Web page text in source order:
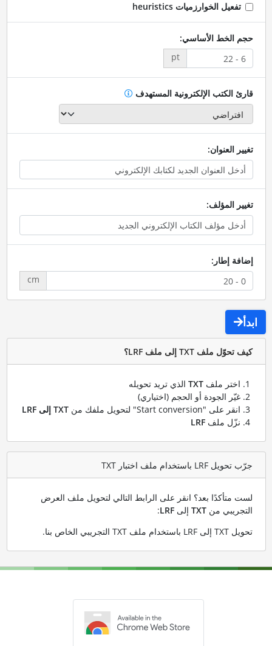
تفعيل الخوارزميات heuristics
حجم الخط الأساسي:
pt
قارئ الكتب الإلكترونية المستهدف
تغيير العنوان:
تغيير المؤلف:
إضافة إطار:
cm
ابدأ
كيف تحوّل ملف TXT إلى ملف LRF؟
اختر ملف TXTالذي تريد تحويله
غيّر الجودة أو الحجم (اختياري)
انقر على "Start conversion" لتحويل ملفك من
TXT إلى LRF
نزّل ملف LRF
جرّب تحويل LRF باستخدام ملف اختبار TXT
لست متأكدًا بعد؟ انقر على الرابط التالي لتحويل ملف العرض
التجريبي من TXTإلى LRF
:
تحويل TXT إلى LRF باستخدام ملف TXT التجريبي الخاص بنا
.